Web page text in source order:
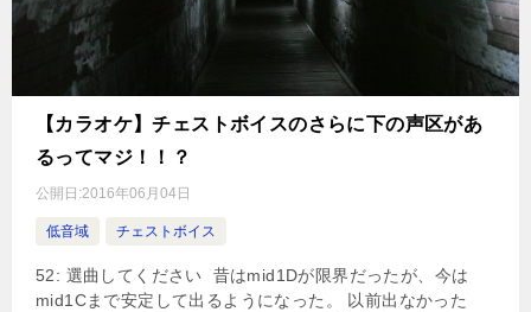
【カラオケ】チェストボイスのさらに下の声区があ
るってマジ！！？
公開日:2016年06月04日
低音域 チェストボイス
52: 選曲してください 昔はmid1Dが限界だったが、今は
mid1Cまで安定して出るようになった。 以前出なかった